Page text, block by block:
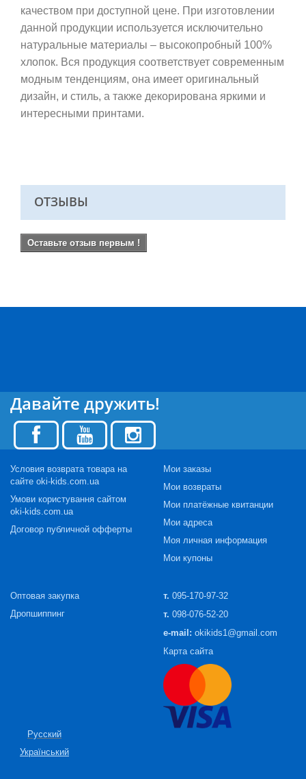
качеством при доступной цене. При изготовлении
данной продукции используется исключительно
натуральные материалы – высокопробный 100%
хлопок. Вся продукция соответствует современным
модным тенденциям, она имеет оригинальный
дизайн, и стиль, а также декорирована яркими и
интересными принтами.
ОТЗЫВЫ
Оставьте отзыв первым !
Давайте дружить!
Условия возврата товара на
сайте oki-kids.com.ua
Умови користування сайтом
oki-kids.com.ua
Договор публичной офферты
Мои заказы
Мои возвраты
Мои платёжные квитанции
Мои адреса
Моя личная информация
Мои купоны
Оптовая закупка
Дропшиппинг
т. 095-170-97-32
т. 098-076-52-20
e-mail: okikids1@gmail.com
Карта сайта
Русский
Український